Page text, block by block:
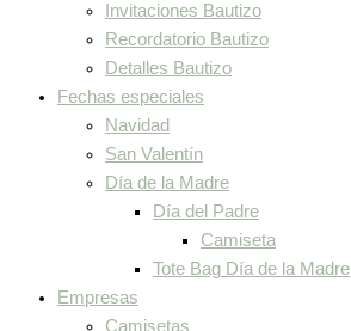
Invitaciones Bautizo
Recordatorio Bautizo
Detalles Bautizo
Fechas especiales
Navidad
San Valentín
Día de la Madre
Día del Padre
Camiseta
Tote Bag Día de la Madre
Empresas
Camisetas